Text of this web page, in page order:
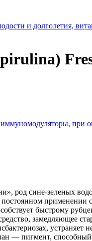
и долголетия,
при
род сине-зеленых
применении
быстрому
замедляющее
устраняет
— пигмент, способный